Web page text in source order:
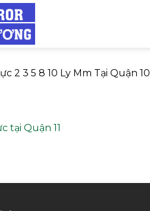
2 3 5 8 10 Ly Mm Tại Quận 10
tại Quận 11